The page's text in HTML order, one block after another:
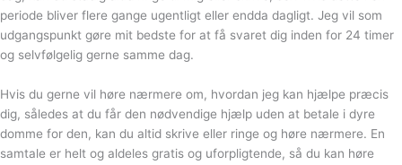
periode bliver flere gange ugentligt eller endda dagligt. Jeg vil som
udgangspunkt gøre mit bedste for at få svaret dig inden for 24 timer
og selvfølgelig gerne samme dag.
Hvis du gerne vil høre nærmere om, hvordan jeg kan hjælpe præcis
dig, således at du får den nødvendige hjælp uden at betale i dyre
domme for den, kan du altid skrive eller ringe og høre nærmere. En
samtale er helt og aldeles gratis og uforpligtende, så du kan høre